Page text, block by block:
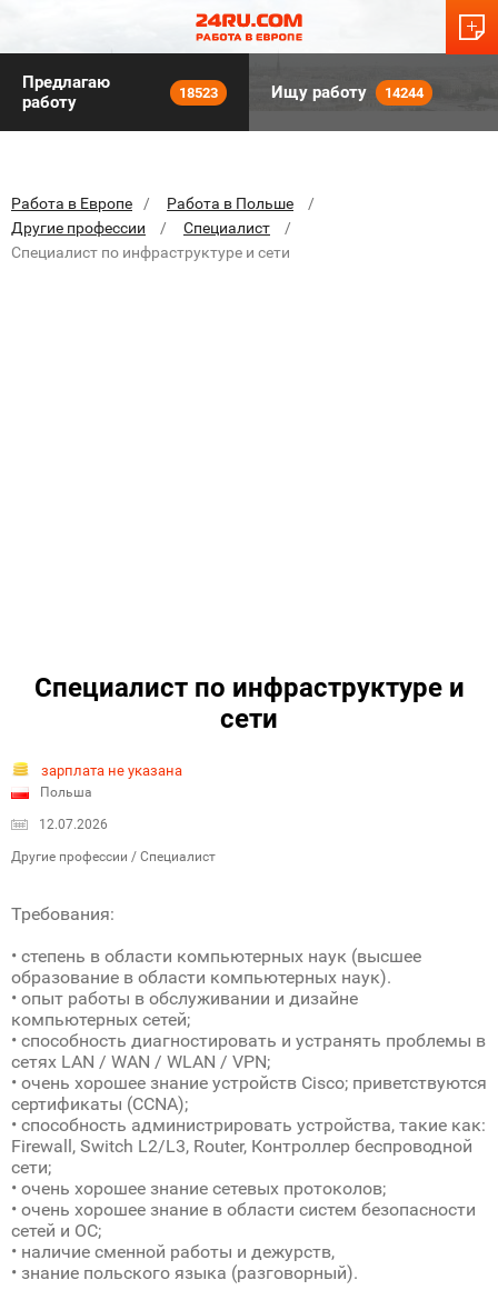
Предлагаю
работу
18523 Ищу работу 14244
Работа в Европе
Работа в Польше
Другие профессии
Специалист
Специалист по инфраструктуре и сети
Специалист по инфраструктуре и
сети
зарплата не указана
Польша
12.07.2026
Другие профессии / Специалист
Требования:
• степень в области компьютерных наук (высшее
образование в области компьютерных наук).
• опыт работы в обслуживании и дизайне
компьютерных сетей;
• способность диагностировать и устранять проблемы в
сетях LAN / WAN / WLAN / VPN;
• очень хорошее знание устройств Cisco; приветствуются
сертификаты (CCNA);
• способность администрировать устройства, такие как:
Firewall, Switch L2/L3, Router, Контроллер беспроводной
сети;
• oчень хорошее знание сетевых протоколов;
• oчень хорошее знание в области систем безопасности
сетей и OС;
• наличие сменной работы и дежурств,
• знание польского языка (разговорный).